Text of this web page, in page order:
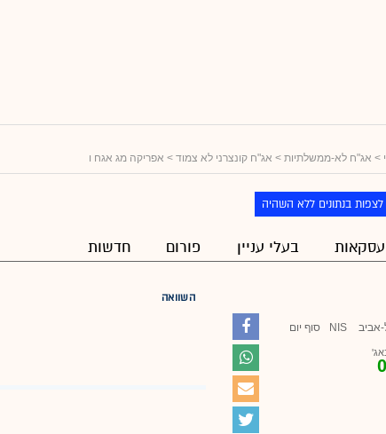
> אג"ח לא-ממשלתיות > אג"ח קונצרני לא צמוד > אפריקה מג אגח ו
לצפות בנתונים ללא השהיה
עסקאות בעלי עניין פורום חדשות
אביב NIS סוף יום
השוואה